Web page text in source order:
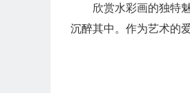
欣赏水彩画的独特
沉醉其中。作为艺术的